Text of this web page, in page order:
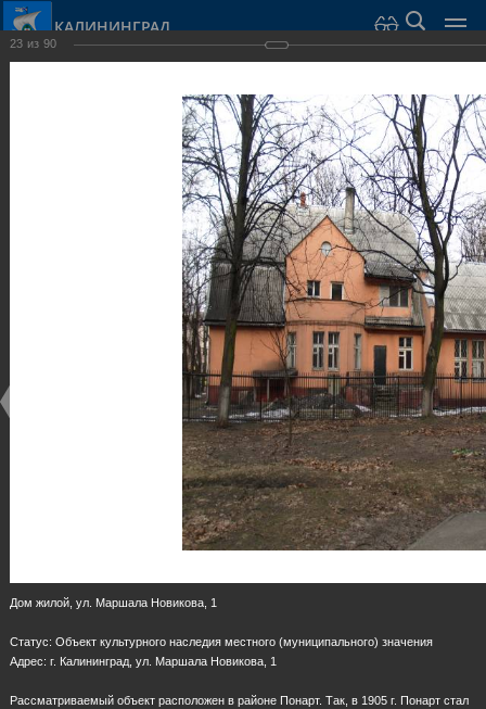
КАЛИНИНГРАД
Виллы и дома
23 из 90
Дом жилой, ул. Маршала Новикова, 1
Статус: Объект культурного наследия местного (муниципального) значения
Адрес: г. Калининград, ул. Маршала Новикова, 1
Рассматриваемый объект расположен в районе Понарт. Так, в 1905 г. Понарт стал